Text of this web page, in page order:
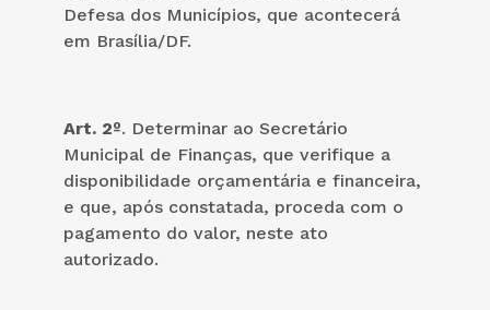
Defesa dos Municípios, que acontecerá
em Brasília/DF.
Art. 2º. Determinar ao Secretário
Municipal de Finanças, que verifique a
disponibilidade orçamentária e financeira,
e que, após constatada, proceda com o
pagamento do valor, neste ato
autorizado.